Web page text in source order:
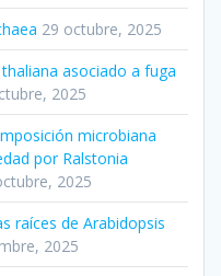
29 octubre, 2025
asociado a fuga
2025
microbiana
por Ralstonia
2025
raíces de Arabidopsis
2025